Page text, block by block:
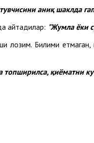
аниқ шаклда
айтадилар: "Жумла ёки
Билими етмаган,
қиёматни